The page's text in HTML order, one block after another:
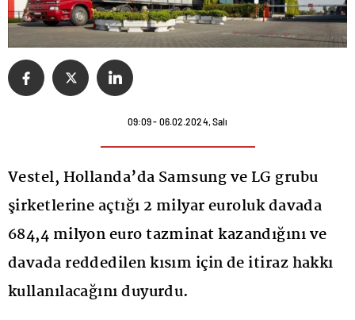
09:09 - 06.02.2024, Salı
Vestel, Hollanda’da Samsung ve LG grubu
şirketlerine açtığı 2 milyar euroluk davada
684,4 milyon euro tazminat kazandığını ve
davada reddedilen kısım için de itiraz hakkı
kullanılacağını duyurdu.